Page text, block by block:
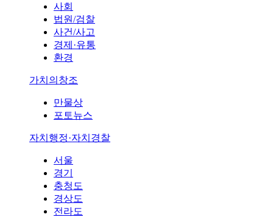
사회
법원/검찰
사건/사고
경제·유통
환경
가치의창조
만물상
포토뉴스
자치행정·자치경찰
서울
경기
충청도
경상도
전라도